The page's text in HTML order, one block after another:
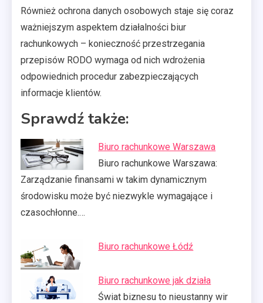
Również ochrona danych osobowych staje się coraz
ważniejszym aspektem działalności biur
rachunkowych – konieczność przestrzegania
przepisów RODO wymaga od nich wdrożenia
odpowiednich procedur zabezpieczających
informacje klientów.
Sprawdź także:
Biuro rachunkowe Warszawa
Biuro rachunkowe Warszawa:
Zarządzanie finansami w takim dynamicznym
środowisku może być niezwykle wymagające i
czasochłonne.…
Biuro rachunkowe Łódź
Biuro rachunkowe jak działa
Świat biznesu to nieustanny wir